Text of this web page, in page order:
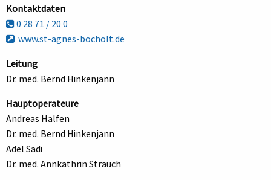
Kontaktdaten
0 28 71 / 20 0
www.st-agnes-bocholt.de
Leitung
Dr. med. Bernd Hinkenjann
Hauptoperateure
Andreas Halfen
Dr. med. Bernd Hinkenjann
Adel Sadi
Dr. med. Annkathrin Strauch